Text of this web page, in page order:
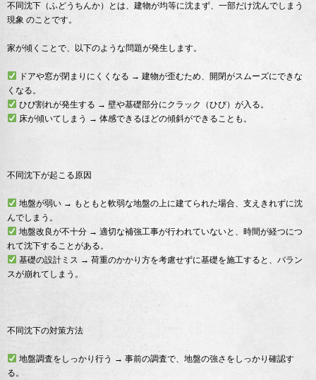
不同沈下（ふどうちんか）とは、建物が均等に沈まず、一部だけ沈んでしまう
現象 のことです。
家が傾くことで、以下のような問題が発生します。
ドアや窓が閉まりにくくなる → 建物が歪むため、開閉がスムーズにできな
くなる。
ひび割れが発生する → 壁や基礎部分にクラック（ひび）が入る。
床が傾いてしまう → 体感できるほどの傾斜ができることも。
不同沈下が起こる原因
地盤が弱い → もともと軟弱な地盤の上に建てられた場合、支えきれずに沈
んでしまう。
地盤改良が不十分 → 適切な補強工事が行われていないと、時間が経つにつ
れて沈下することがある。
基礎の設計ミス → 荷重のかかり方を考慮せずに基礎を施工すると、バラン
スが崩れてしまう。
不同沈下の対策方法
地盤調査をしっかり行う → 事前の調査で、地盤の強さをしっかり確認す
る。